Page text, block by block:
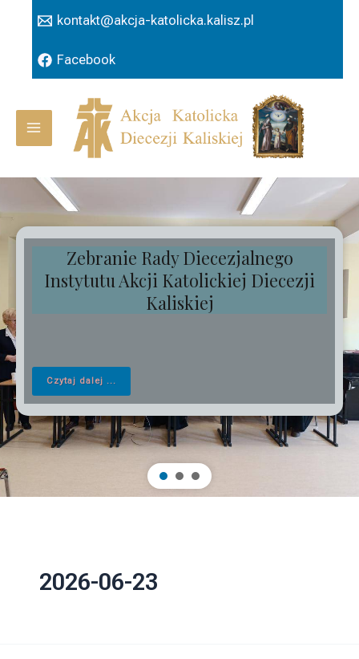
kontakt@akcja-katolicka.kalisz.pl
Facebook
Main
Menu
Zebranie Rady Diecezjalnego
Instytutu Akcji Katolickiej Diecezji
Kaliskiej
Czytaj dalej ...
2026-06-23